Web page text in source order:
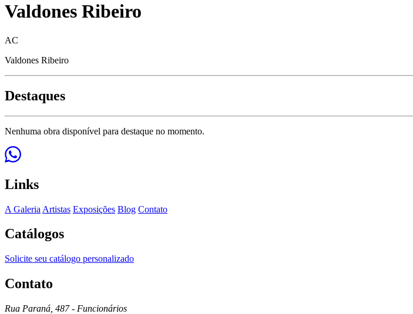
Valdones Ribeiro
AC
Valdones Ribeiro
Destaques
Nenhuma obra disponível para destaque no momento.
Links
A Galeria Artistas Exposições Blog Contato
Catálogos
Solicite seu catálogo personalizado
Contato
Rua Paraná, 487 - Funcionários